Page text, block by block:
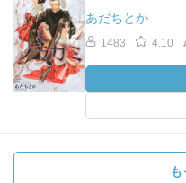
あだちとか
1483 4.10
も